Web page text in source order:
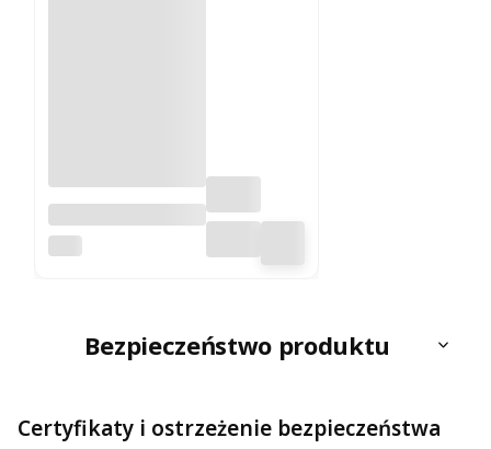
Jezioro Solińskie
1:25 000. Solina.
Bezpieczeństwo produktu
Certyfikaty i ostrzeżenie bezpieczeństwa